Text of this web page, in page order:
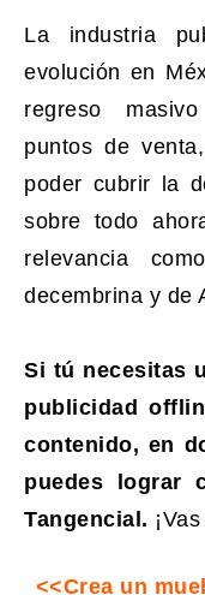
La industria
evolución en
regreso
puntos de
poder cubrir la
sobre todo
relevancia
decembrina y de
Si tú necesitas
publicidad
contenido, en
puedes lograr
Tangencial.
<<Crea un